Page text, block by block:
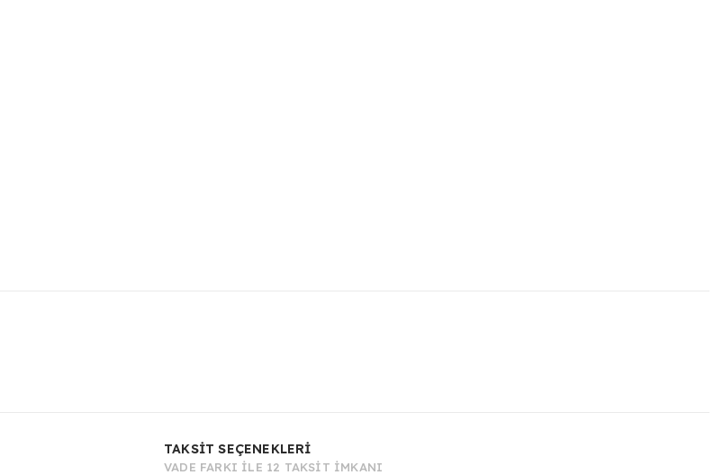
TAKSİT SEÇENEKLERİ
VADE FARKI İLE 12 TAKSİT İMKANI